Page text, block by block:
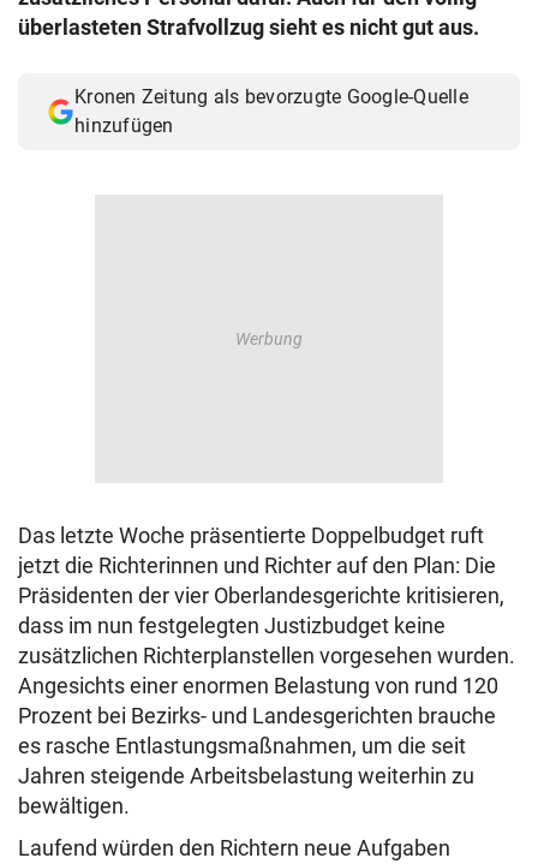
überlasteten Strafvollzug sieht es nicht gut aus.
Kronen Zeitung als bevorzugte Google-Quelle
hinzufügen
Das letzte Woche präsentierte Doppelbudget ruft
jetzt die Richterinnen und Richter auf den Plan: Die
Präsidenten der vier Oberlandesgerichte kritisieren,
dass im nun festgelegten Justizbudget keine
zusätzlichen Richterplanstellen vorgesehen wurden.
Angesichts einer enormen Belastung von rund 120
Prozent bei Bezirks- und Landesgerichten brauche
es rasche Entlastungsmaßnahmen, um die seit
Jahren steigende Arbeitsbelastung weiterhin zu
bewältigen.
Laufend würden den Richtern neue Aufgaben